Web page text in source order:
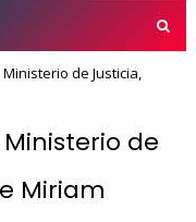
de Justicia,
de
Miriam